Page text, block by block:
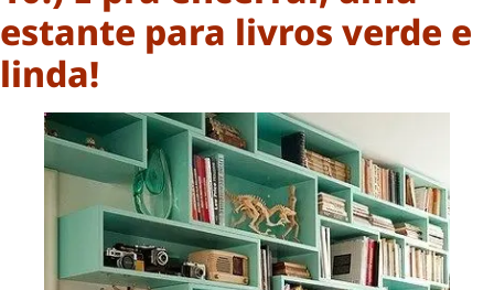
estante para livros verde e
linda!